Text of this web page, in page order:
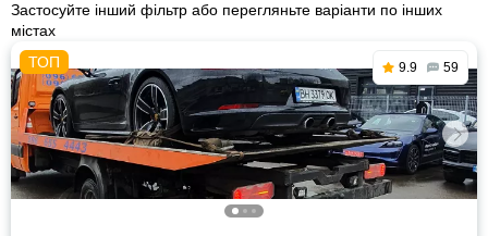
Застосуйте інший фільтр або перегляньте варіанти по інших
містах
9.9 59